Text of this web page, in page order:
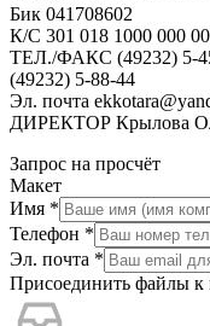
Бик 041708602
К/С 301 018 1000 000
ТЕЛ./ФАКС (49232) 5-
(49232) 5-88-44
Эл. почта
ДИРЕКТОР Крылова
Запрос на просчёт
Макет
Имя *
Телефон *
Эл. почта *
Присоединить файлы к